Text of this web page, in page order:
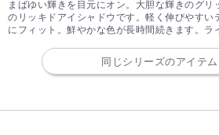
まばゆい輝きを目元にオン。大胆な輝きのグリ
のリッキドアイシャドウです。軽く伸びやすい
にフィット。鮮やかな色が長時間続きます。ラ
同じシリーズのアイテ